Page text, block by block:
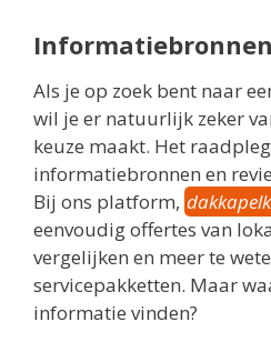
Als je op zoek bent naar
wil je er natuurlijk zeker
keuze maakt. Het
informatiebronnen en
Bij ons platform,
eenvoudig offertes van
vergelijken en meer te
servicepakketten. Maar
informatie vinden?